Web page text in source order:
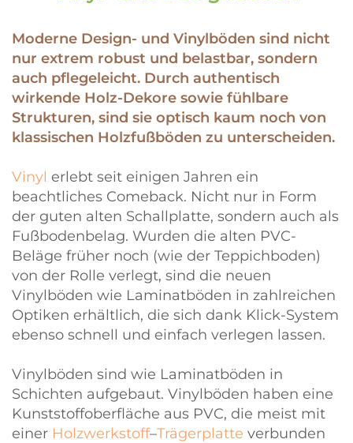
Moderne Design- und Vinylböden sind nicht
nur extrem robust und belastbar, sondern
auch pflegeleicht. Durch authentisch
wirkende Holz-Dekore sowie fühlbare
Strukturen, sind sie optisch kaum noch von
klassischen Holzfußböden zu unterscheiden.
Vinyl erlebt seit einigen Jahren ein
beachtliches Comeback. Nicht nur in Form
der guten alten Schallplatte, sondern auch als
Fußbodenbelag. Wurden die alten PVC-
Beläge früher noch (wie der Teppichboden)
von der Rolle verlegt, sind die neuen
Vinylböden wie Laminatböden in zahlreichen
Optiken erhältlich, die sich dank Klick-System
ebenso schnell und einfach verlegen lassen.
Vinylböden sind wie Laminatböden in
Schichten aufgebaut. Vinylböden haben eine
Kunststoffoberfläche aus PVC, die meist mit
einer Holzwerkstoff–Trägerplatte verbunden